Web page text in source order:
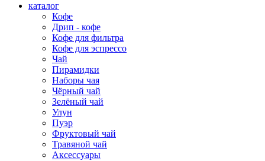
каталог
Кофе
Дрип - кофе
Кофе для фильтра
Кофе для эспрессо
Чай
Пирамидки
Наборы чая
Чёрный чай
Зелёный чай
Улун
Пуэр
Фруктовый чай
Травяной чай
Аксессуары